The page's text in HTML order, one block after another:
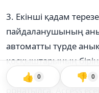
3. Екінші қадам
пайдаланушының
автоматты түрде
қосқыштарының бірін
автоматты түрде
орнатылса, Access
👍 0 👎 0